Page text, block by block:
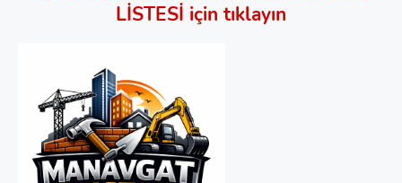
LİSTESİ için tıklayın